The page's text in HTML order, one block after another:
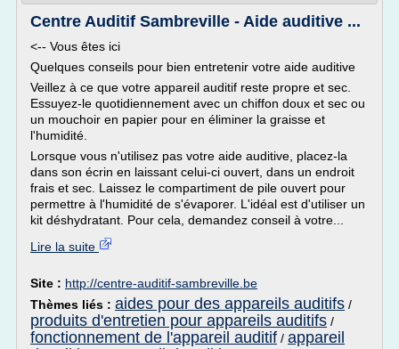
Centre Auditif Sambreville - Aide auditive ...
<-- Vous êtes ici
Quelques conseils pour bien entretenir votre aide auditive
Veillez à ce que votre appareil auditif reste propre et sec.
Essuyez-le quotidiennement avec un chiffon doux et sec ou
un mouchoir en papier pour en éliminer la graisse et
l'humidité.
Lorsque vous n'utilisez pas votre aide auditive, placez-la
dans son écrin en laissant celui-ci ouvert, dans un endroit
frais et sec. Laissez le compartiment de pile ouvert pour
permettre à l'humidité de s'évaporer. L'idéal est d'utiliser un
kit déshydratant. Pour cela, demandez conseil à votre...
Lire la suite
Site : http://centre-auditif-sambreville.be
Thèmes liés : aides pour des appareils auditifs /
produits d'entretien pour appareils auditifs /
fonctionnement de l'appareil auditif / appareil